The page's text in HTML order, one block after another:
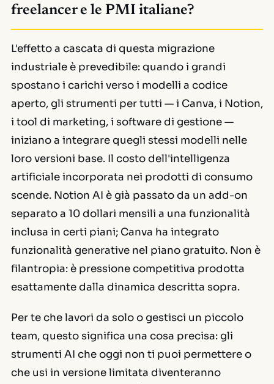
freelancer e le PMI italiane?
L'effetto a cascata di questa migrazione
industriale è prevedibile: quando i grandi
spostano i carichi verso i modelli a codice
aperto, gli strumenti per tutti — i Canva, i Notion,
i tool di marketing, i software di gestione —
iniziano a integrare quegli stessi modelli nelle
loro versioni base. Il costo dell'intelligenza
artificiale incorporata nei prodotti di consumo
scende. Notion AI è già passato da un add-on
separato a 10 dollari mensili a una funzionalità
inclusa in certi piani; Canva ha integrato
funzionalità generative nel piano gratuito. Non è
filantropia: è pressione competitiva prodotta
esattamente dalla dinamica descritta sopra.
Per te che lavori da solo o gestisci un piccolo
team, questo significa una cosa precisa: gli
strumenti AI che oggi non ti puoi permettere o
che usi in versione limitata diventeranno